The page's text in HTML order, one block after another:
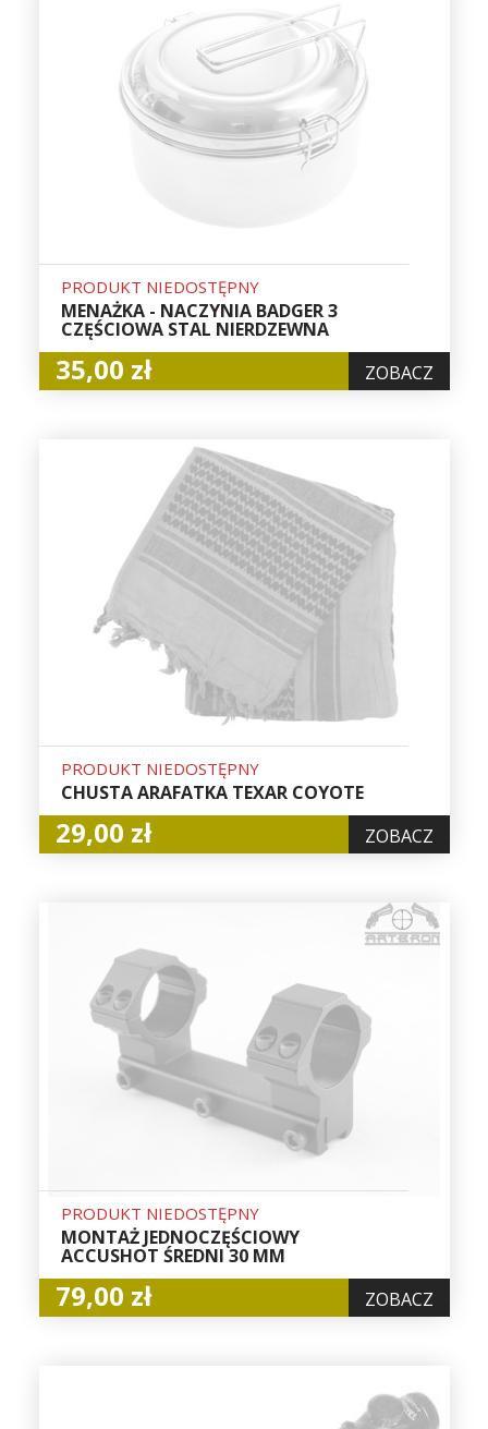
PRODUKT NIEDOSTĘPNY
MENAŻKA - NACZYNIA BADGER 3
CZĘŚCIOWA STAL NIERDZEWNA
35,00 zł ZOBACZ
PRODUKT NIEDOSTĘPNY
CHUSTA ARAFATKA TEXAR COYOTE
29,00 zł ZOBACZ
PRODUKT NIEDOSTĘPNY
MONTAŻ JEDNOCZĘŚCIOWY
ACCUSHOT ŚREDNI 30 MM
79,00 zł ZOBACZ